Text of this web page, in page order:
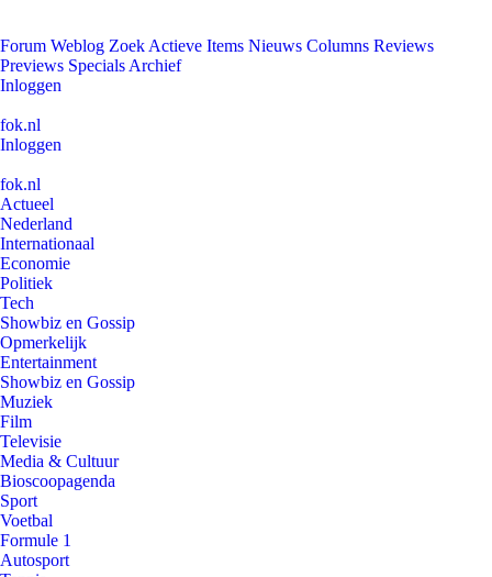
Forum Weblog Zoek Actieve Items Nieuws Columns Reviews
Previews Specials Archief
Inloggen
fok.nl
Inloggen
fok.nl
Actueel
Nederland
Internationaal
Economie
Politiek
Tech
Showbiz en Gossip
Opmerkelijk
Entertainment
Showbiz en Gossip
Muziek
Film
Televisie
Media & Cultuur
Bioscoopagenda
Sport
Voetbal
Formule 1
Autosport